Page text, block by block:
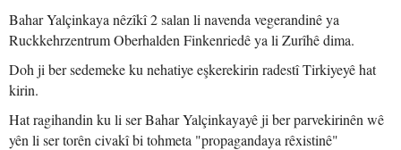
Bahar Yalçinkaya nêzîkî 2 salan li navenda vegerandinê ya
Ruckkehrzentrum Oberhalden Finkenriedê ya li Zurîhê dima.
Doh ji ber sedemeke ku nehatiye eşkerekirin radestî Tirkiyeyê hat
kirin.
Hat ragihandin ku li ser Bahar Yalçinkayayê ji ber parvekirinên wê
yên li ser torên civakî bi tohmeta "propagandaya rêxistinê"